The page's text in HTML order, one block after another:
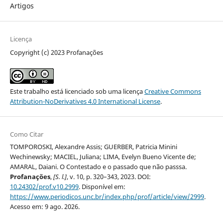
Artigos
Licença
Copyright (c) 2023 Profanações
Este trabalho está licenciado sob uma licençaCreative Commons
Attribution-NoDerivatives 4.0 International License.
Como Citar
TOMPOROSKI, Alexandre Assis; GUERBER, Patricia Minini
Wechinewsky; MACIEL, Juliana; LIMA, Evelyn Bueno Vicente de;
AMARAL, Daiani. O Contestado e o passado que não passsa.
Profanações,[S. l.], v. 10, p. 320–343, 2023. DOI:
10.24302/prof.v10.2999. Disponível em:
https://www.periodicos.unc.br/index.php/prof/article/view/2999.
Acesso em: 9 ago. 2026.